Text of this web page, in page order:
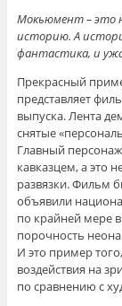
Мокьюмент – это
историю. А
фантастика, и
Прекрасный
представляет
выпуска. Лента
снятые
Главный персонаж
кавказцем, а это
развязки. Фильм
объявили
по крайней мере
порочность
И это пример
воздействия на
по сравнению с